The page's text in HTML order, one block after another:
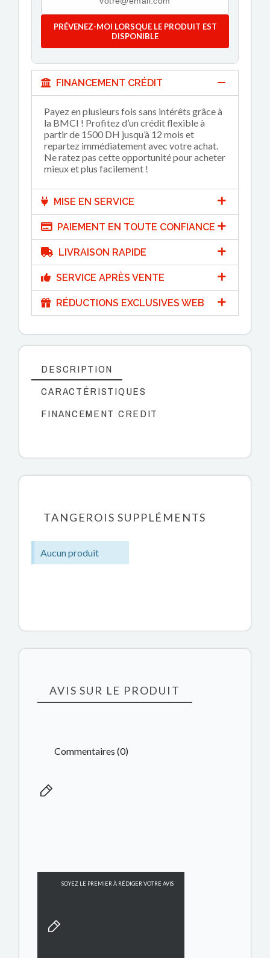
PRÉVENEZ-MOI LORSQUE LE PRODUIT EST
DISPONIBLE
FINANCEMENT CRÉDIT
Payez en plusieurs fois sans intérêts grâce à
la BMCI ! Profitez d’un crédit flexible à
partir de 1500 DH jusqu’à 12 mois et
repartez immédiatement avec votre achat.
Ne ratez pas cette opportunité pour acheter
mieux et plus facilement !
MISE EN SERVICE
PAIEMENT EN TOUTE CONFIANCE
LIVRAISON RAPIDE
SERVICE APRÈS VENTE
RÉDUCTIONS EXCLUSIVES WEB
DESCRIPTION
CARACTÉRISTIQUES
FINANCEMENT CREDIT
TANGEROIS SUPPLÉMENTS
Aucun produit
AVIS SUR LE PRODUIT
Commentaires (0)
SOYEZ LE PREMIER À RÉDIGER VOTRE AVIS